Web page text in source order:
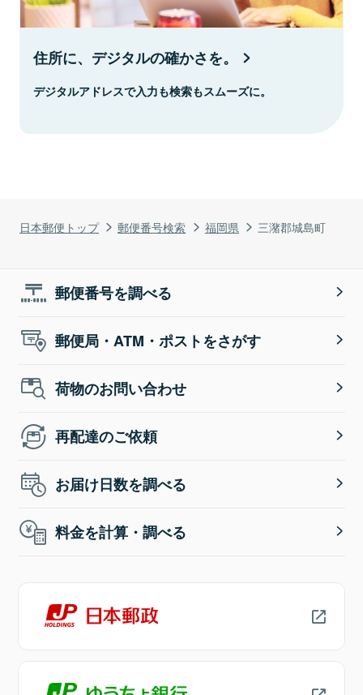
日本郵便トップ 郵便番号検索 福岡県 三潴郡城島町
住所に、デジタルの確かさを。
デジタルアドレスで入力も検索もスムーズに。
郵便番号を調べる
郵便局・ATM・ポストをさがす
荷物のお問い合わせ
再配達のご依頼
お届け日数を調べる
料金を計算・調べる